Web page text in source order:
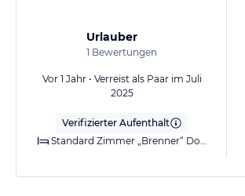
Urlauber
1 Bewertungen
Vor 1 Jahr • Verreist als Paar im Juli
2025
Verifizierter Aufenthalt
Standard Zimmer „Brenner“ Doppelzimmer ohne Balko